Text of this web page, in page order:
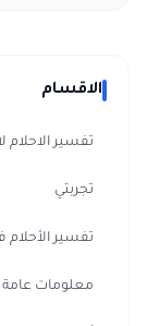
الاقسام
تفسير الاحلام
تجربتي
تفسير
معلومات عامة